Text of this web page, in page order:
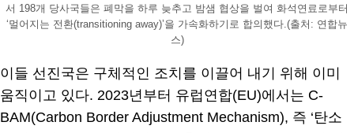
서 198개 당사국들은 폐막을 하루 늦추고 밤샘 협상을 벌여 화석연료로부터
‘멀어지는 전환(transitioning away)’을 가속화하기로 합의했다.(출처: 연합뉴
스)
이들 선진국은 구체적인 조치를 이끌어 내기 위해 이미
움직이고 있다. 2023년부터 유럽연합(EU)에서는 C-
BAM(Carbon Border Adjustment Mechanism), 즉 ‘탄소